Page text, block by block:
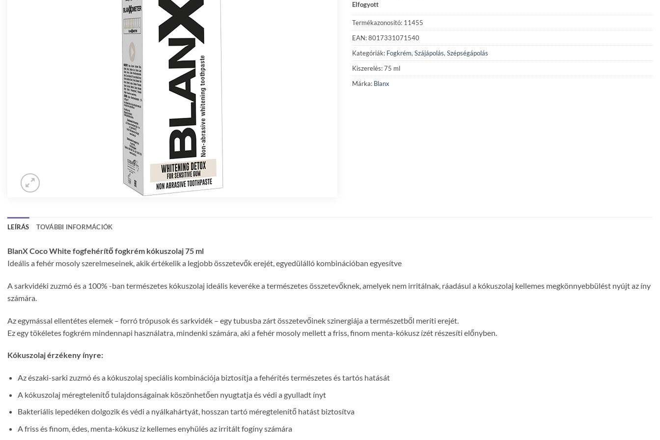
Elfogyott
Termékazonosító: 11455
EAN: 8017331071540
Kategóriák: Fogkrém, Szájápolás, Szépségápolás
Kiszerelés: 75 ml
Márka: Blanx
LEÍRÁS TOVÁBBI INFORMÁCIÓK
BlanX Coco White fogfehérítő fogkrém kókuszolaj 75 ml
Ideális a fehér mosoly szerelmeseinek, akik értékelik a legjobb összetevők erejét, egyedülálló kombinációban egyesítve
A sarkvidéki zuzmó és a 100% -ban természetes kókuszolaj ideális keveréke a természetes összetevőknek, amelyek nem irritálnak, ráadásul a kókuszolaj kellemes megkönnyebbülést nyújt az íny
számára.
Az egymással ellentétes elemek – forró trópusok és sarkvidék – egy tubusba zárt összetevőinek szinergiája a természetből meríti erejét.
Ez egy tökéletes fogkrém mindennapi használatra, mindenki számára, aki a fehér mosoly mellett a friss, finom menta-kókusz ízét részesíti előnyben.
Kókuszolaj érzékeny ínyre:
Az északi-sarki zuzmó és a kókuszolaj speciális kombinációja biztosítja a fehérítés természetes és tartós hatását
A kókuszolaj méregtelenítő tulajdonságainak köszönhetően nyugtatja és védi a gyulladt ínyt
Bakteriális lepedéken dolgozik és védi a nyálkahártyát, hosszan tartó méregtelenítő hatást biztosítva
A friss és finom, édes, menta-kókusz íz kellemes enyhülés az irritált fogíny számára